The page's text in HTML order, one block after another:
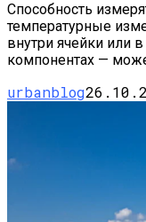
Способность
температурные
внутри ячейки или
компонентах —
urbanblog